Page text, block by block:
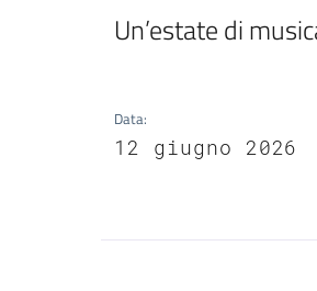
Un’estate di
Data:
12 giugno 2026